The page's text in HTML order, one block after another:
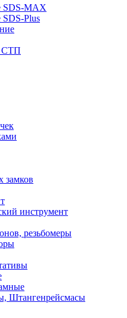
SDS-MAX
SDS-Plus
СТП
замков
инструмент
резьбомеры
Штангенрейсмасы